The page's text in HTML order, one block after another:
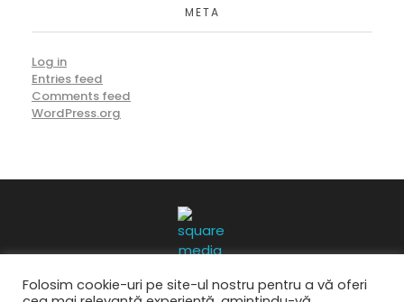
META
Log in
Entries feed
Comments feed
WordPress.org
Folosim cookie-uri pe site-ul nostru pentru a vă oferi